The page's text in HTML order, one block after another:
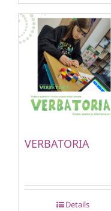
VERBATORIA
Details